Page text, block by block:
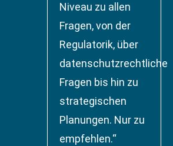
Niveau zu allen
Fragen, von der
Regulatorik, über
datenschutzrechtliche
Fragen bis hin zu
strategischen
Planungen. Nur zu
empfehlen.“